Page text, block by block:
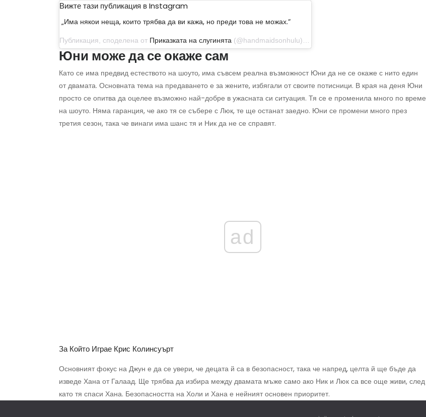
Вижте тази публикация в Instagram
„Има някои неща, които трябва да ви кажа, но преди това не можах.“
Публикация, споделена от Приказката на слугинята (@handmaidsonhulu) на 21 юни 2019 г. в 13:17 ч. PDT
Юни може да се окаже сам
Като се има предвид естеството на шоуто, има съвсем реална възможност Юни да не се окаже с нито един
от двамата. Основната тема на предаването е за жените, избягали от своите потисници. В края на деня Юни
просто се опитва да оцелее възможно най-добре в ужасната си ситуация. Тя се е променила много по време
на шоуто. Няма гаранция, че ако тя се събере с Люк, те ще останат заедно. Юни се промени много през
третия сезон, така че винаги има шанс тя и Ник да не се справят.
ad
За Който Играе Крис Колинсуърт
Основният фокус на Джун е да се увери, че децата й са в безопасност, така че напред, целта й ще бъде да
изведе Хана от Галаад. Ще трябва да избира между двамата мъже само ако Ник и Люк са все още живи, след
като тя спаси Хана. Безопасността на Холи и Хана е нейният основен приоритет.